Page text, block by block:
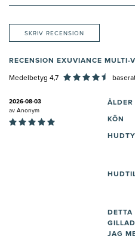
SKRIV RECENSION
RECENSION EXUVIANCE MULTI-
Medelbetyg 4,7
2026-08-03
av Anonym
ÅLDER
KÖN
DETTA
JAG